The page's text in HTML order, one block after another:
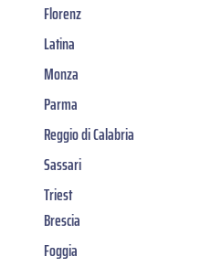
Florenz
Latina
Monza
Parma
Reggio di Calabria
Sassari
Triest
Brescia
Foggia